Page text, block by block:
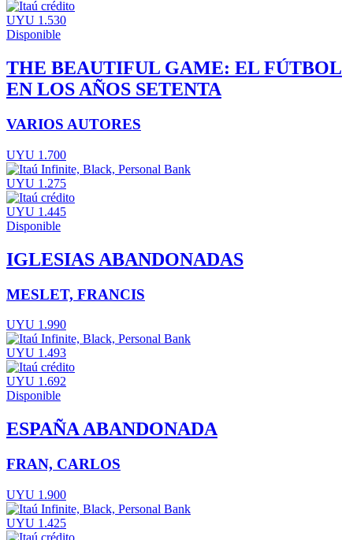
UYU 1.530
Disponible
THE BEAUTIFUL GAME: EL FÚTBOL
EN LOS AÑOS SETENTA
VARIOS AUTORES
UYU 1.700
UYU 1.275
UYU 1.445
Disponible
IGLESIAS ABANDONADAS
MESLET, FRANCIS
UYU 1.990
UYU 1.493
UYU 1.692
Disponible
ESPAÑA ABANDONADA
FRAN, CARLOS
UYU 1.900
UYU 1.425